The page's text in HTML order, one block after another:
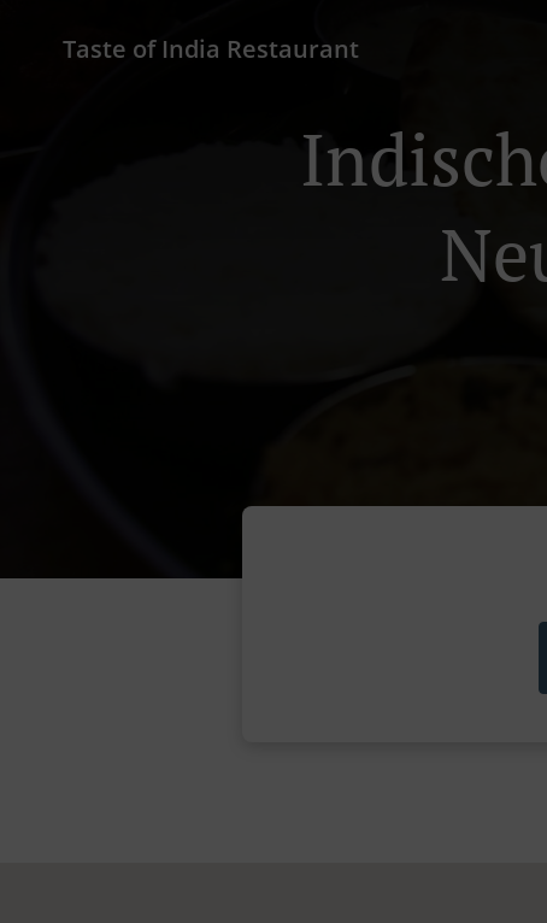
Taste of India Restaurant